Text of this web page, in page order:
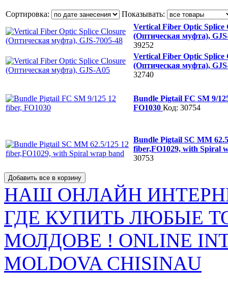
Сортировка:
Показывать:
Vertical Fiber Optic Splice
(Оптическая муфта),
39252
Vertical Fiber Optic Splice
(Оптическая муфта),
32740
Bundle Pigtail FC SM 9/
FO1030 Код: 30754
Bundle Pigtail SC MM
fiber,FO1029, with Spiral
30753
НАШ ОНЛАЙН
ГДЕ КУПИТЬ ЛЮБЫЕ
МОЛДОВЕ ! ONLINE
MOLDOVA CHISINAU